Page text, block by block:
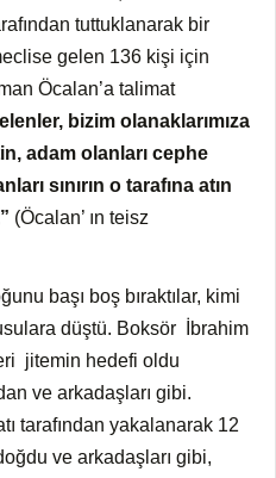
tuttuklanarak bir
gelen 136 kişi için
Öcalan’a talimat
bizim olanaklarımıza
adam olanları cephe
sınırın o tarafına atın
(Öcalan’ ın teisz
başı boş bıraktılar, kimi
düştü. Boksör İbrahim
jitemin hedefi oldu
ve arkadaşları gibi.
tarafından yakalanarak 12
ve arkadaşları gibi,